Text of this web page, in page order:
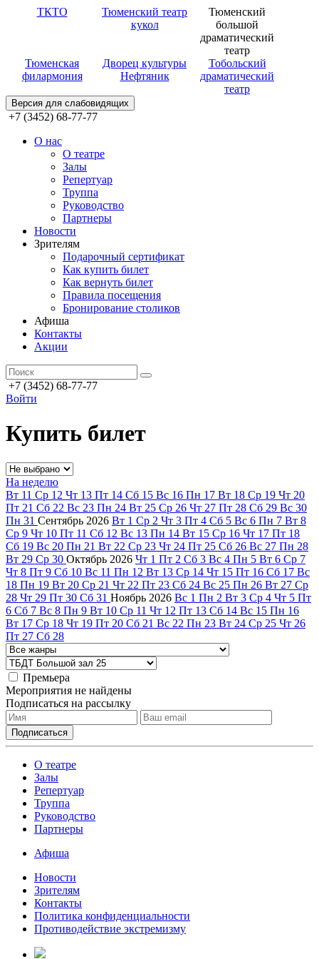
ТКТО
Тюменский театр
кукол
Тюменский
большой
драматический
театр
Тюменская
филармония
Дворец культуры
Нефтяник
Тобольский
драматический
театр
Версия для слабовидящих
+7 (3452) 68-77-77
О нас
О театре
Залы
Репертуар
Труппа
Руководство
Партнеры
Новости
Зрителям
Подарочный сертификат
Как купить билет
Как вернуть билет
Правила посещения
Бронирование столиков
Афиша
Контакты
Акции
+7 (3452) 68-77-77
Войти
Купить билет
На неделю
Вт 11 Ср 12 Чт 13 Пт 14 Сб 15 Вс 16 Пн 17 Вт 18 Ср 19 Чт 20
Пт 21 Сб 22 Вс 23 Пн 24 Вт 25 Ср 26 Чт 27 Пт 28 Сб 29 Вс 30
Пн 31 Сентябрь 2026 Вт 1 Ср 2 Чт 3 Пт 4 Сб 5 Вс 6 Пн 7 Вт 8
Ср 9 Чт 10 Пт 11 Сб 12 Вс 13 Пн 14 Вт 15 Ср 16 Чт 17 Пт 18
Сб 19 Вс 20 Пн 21 Вт 22 Ср 23 Чт 24 Пт 25 Сб 26 Вс 27 Пн 28
Вт 29 Ср 30 Октябрь 2026 Чт 1 Пт 2 Сб 3 Вс 4 Пн 5 Вт 6 Ср 7
Чт 8 Пт 9 Сб 10 Вс 11 Пн 12 Вт 13 Ср 14 Чт 15 Пт 16 Сб 17 Вс
18 Пн 19 Вт 20 Ср 21 Чт 22 Пт 23 Сб 24 Вс 25 Пн 26 Вт 27 Ср
28 Чт 29 Пт 30 Сб 31 Ноябрь 2026 Вс 1 Пн 2 Вт 3 Ср 4 Чт 5 Пт
6 Сб 7 Вс 8 Пн 9 Вт 10 Ср 11 Чт 12 Пт 13 Сб 14 Вс 15 Пн 16
Вт 17 Ср 18 Чт 19 Пт 20 Сб 21 Вс 22 Пн 23 Вт 24 Ср 25 Чт 26
Пт 27 Сб 28
Премьера
Мероприятия не найдены
Подписаться на рассылку
О театре
Залы
Репертуар
Труппа
Руководство
Партнеры
Афиша
Новости
Зрителям
Контакты
Политика конфиденциальности
Противодействие экстремизму